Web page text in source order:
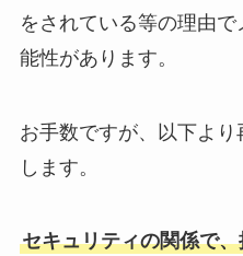
をされている等の理由
能性があります。
お手数ですが、以下よ
します。
セキュリティの関係で